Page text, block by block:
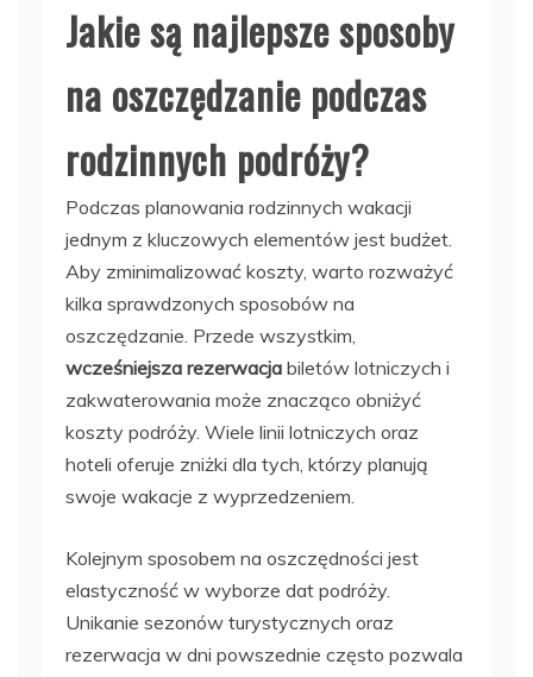
Jakie są najlepsze sposoby
na oszczędzanie podczas
rodzinnych podróży?
Podczas planowania rodzinnych wakacji
jednym z kluczowych elementów jest budżet.
Aby zminimalizować koszty, warto rozważyć
kilka sprawdzonych sposobów na
oszczędzanie. Przede wszystkim,
wcześniejsza rezerwacja biletów lotniczych i
zakwaterowania może znacząco obniżyć
koszty podróży. Wiele linii lotniczych oraz
hoteli oferuje zniżki dla tych, którzy planują
swoje wakacje z wyprzedzeniem.
Kolejnym sposobem na oszczędności jest
elastyczność w wyborze dat podróży.
Unikanie sezonów turystycznych oraz
rezerwacja w dni powszednie często pozwala